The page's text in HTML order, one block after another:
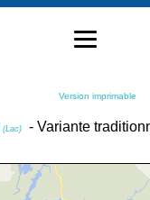
Version imprimable
(Lac) - Variante